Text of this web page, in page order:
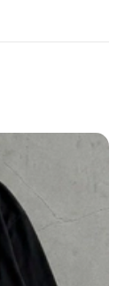
как